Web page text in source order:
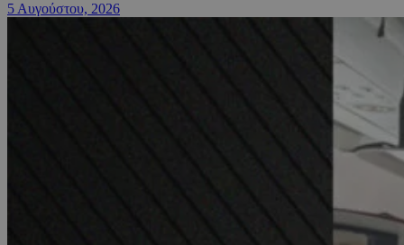
5 Αυγούστου, 2026